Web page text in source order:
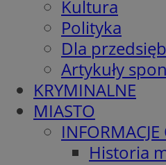
Kultura
Polityka
Dla
Artykuły
KRYMINALNE
MIASTO
Historia